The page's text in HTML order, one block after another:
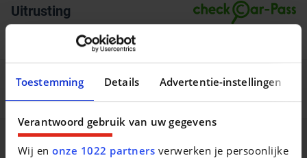
Toestemming Details Advertentie-instellingen
Verantwoord gebruik van uw gegevens
Wij enonze 1022 partners verwerken je persoonlijke
Uitrusting
Comfort en uitrusting
Multimedia opties
Beschrijving van het voertuig occasie